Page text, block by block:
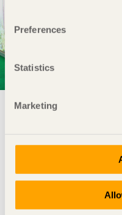
Preferences
Statistics
Marketing